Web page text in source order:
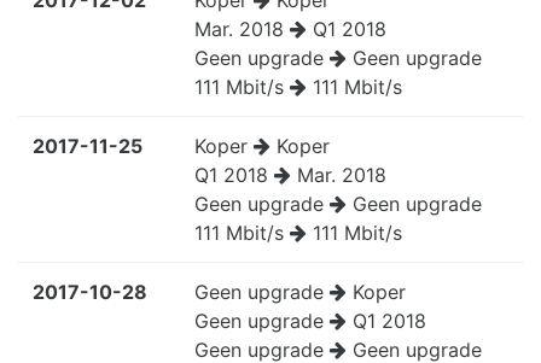
Mar. 2018
Q1 2018
Geen upgrade
Geen upgrade
111 Mbit/s
111 Mbit/s
2017-11-25 Koper
Koper
Q1 2018
Mar. 2018
Geen upgrade
Geen upgrade
111 Mbit/s
111 Mbit/s
2017-10-28 Geen upgrade
Koper
Geen upgrade
Q1 2018
Geen upgrade
Geen upgrade